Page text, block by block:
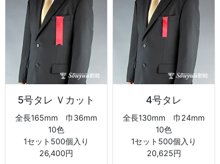
5号タレ Ｖカット
全長165mm 巾36mm
10色
1セット500個入り
26,400円
4号タレ
全長130mm 巾24mm
10色
1セット500個入り
20,625円